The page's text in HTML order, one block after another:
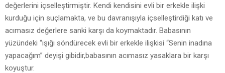
değerlerini içselleştirmiştir. Kendi kendisini evli bir erkekle ilişki
kurduğu için suçlamakta, ve bu davranışıyla içselleştirdiği katı ve
acımasız değerlere sanki karşı da koymaktadır. Babasının
yüzündeki “ışığı söndürecek evli bir erkekle ilişkisi “Senin inadına
yapacağım” deyişi gibidir,babasının acımasız yasaklara bir karşı
koyuştur.